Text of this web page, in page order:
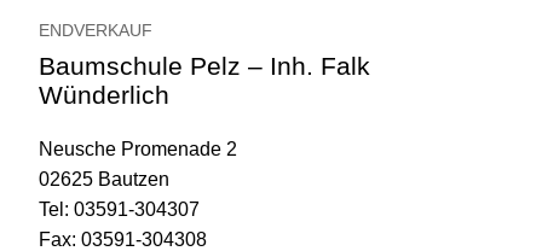
ENDVERKAUF
Baumschule Pelz – Inh. Falk
Wünderlich
Neusche Promenade 2
02625 Bautzen
Tel: 03591-304307
Fax: 03591-304308